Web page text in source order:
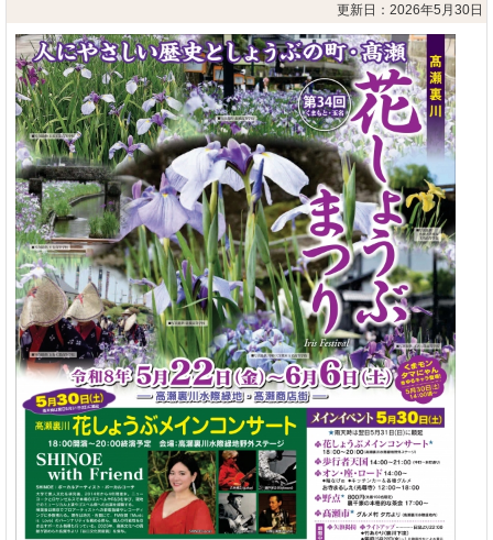
更新日：2026年5月30日